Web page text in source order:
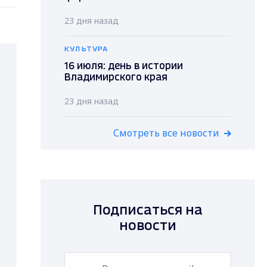
23 дня назад
КУЛЬТУРА
16 июля: день в истории
Владимирского края
23 дня назад
Смотреть все новости
Подписаться на
новости